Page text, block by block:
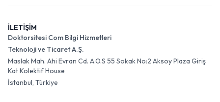
İLETİŞİM
Doktorsitesi Com Bilgi Hizmetleri
Teknoloji ve Ticaret A.Ş.
Maslak Mah. Ahi Evran Cd. A.O.S 55 Sokak No:2 Aksoy Plaza Giriş
Kat Kolektif House
İstanbul, Türkiye